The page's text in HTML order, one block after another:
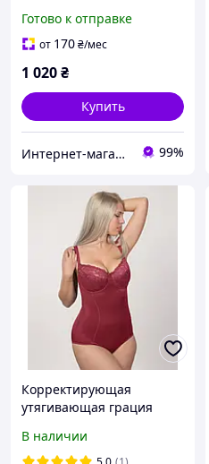
Готово к отправке
от 170₴/мес
1 020₴
Купить
Интернет-магазин Грация 99%
Корректирующая
утягивающая грация
Марсала, 80E
В наличии